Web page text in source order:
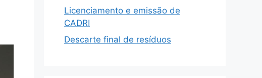
Licenciamento e emissão de
CADRI
Descarte final de resíduos